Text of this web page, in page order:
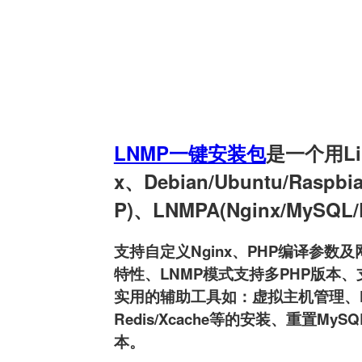
LNMP一键安装包是一个用
x、Debian/Ubuntu/
P)、LNMPA(Nginx/
支持自定义Nginx、PHP编译参数及
特性、LNMP模式支持多PHP版本
实用的辅助工具如：虚拟主机管理
Redis/Xcache等的安装、重置
本。